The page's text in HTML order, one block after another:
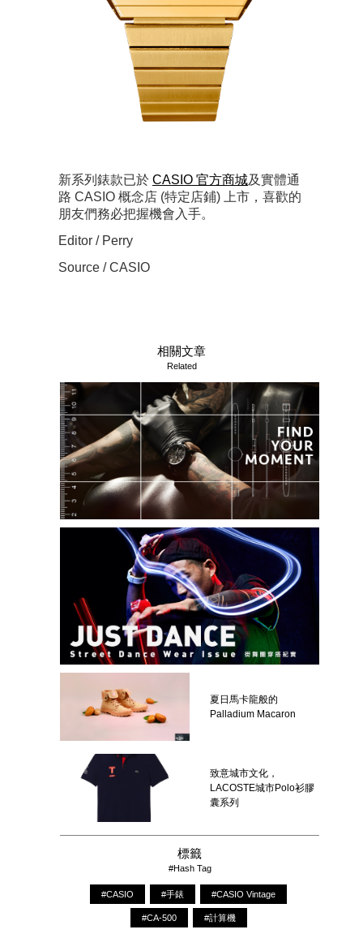
新系列錶款已於 CASIO 官方商城及實體通
路 CASIO 概念店 (特定店鋪) 上市，喜歡的
朋友們務必把握機會入手。
Editor / Perry
Source / CASIO
相關文章
Related
夏日馬卡龍般的
Palladium Macaron
致意城市文化，
LACOSTE城市Polo衫膠
囊系列
標籤
#Hash Tag
#CASIO #手錶 #CASIO Vintage
#CA-500 #計算機